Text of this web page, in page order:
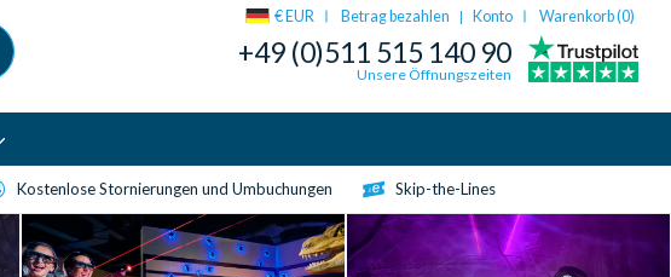
€ EUR Betrag bezahlen | Konto Warenkorb (0)
+49 (0)511 515 140 90
Unsere Öffnungszeiten
Kostenlose Stornierungen und Umbuchungen Skip-the-Lines